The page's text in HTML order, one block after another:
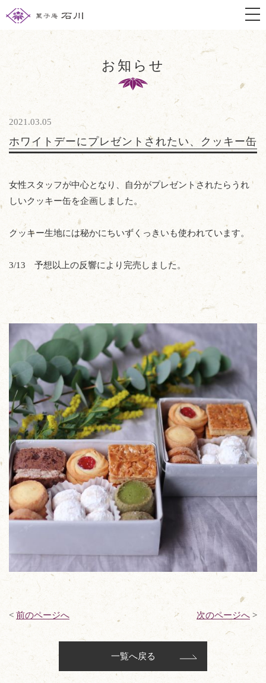
お知らせ
2021.03.05
ホワイトデーにプレゼントされたい、クッキー缶
女性スタッフが中心となり、自分がプレゼントされたらうれ
しいクッキー缶を企画しました。
クッキー生地には秘かにちいずくっきいも使われています。
3/13 予想以上の反響により完売しました。
< 前のページへ 次のページへ >
一覧へ戻る